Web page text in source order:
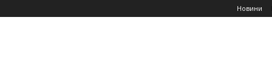
Новини